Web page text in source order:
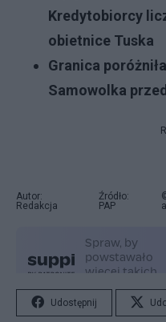
Kredytobiorcy
obietnice Tuska
Granica
Samowolka
Autor:
Redakcja
Źródło:
PAP
Udostępnij